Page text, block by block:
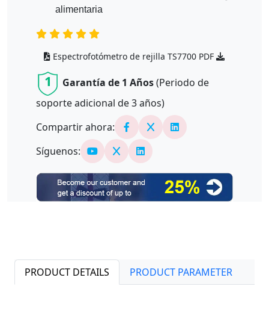
alimentaria
Espectrofotómetro de rejilla TS7700 PDF
1 Garantía de 1 Años(Periodo de
soporte adicional de3años)
Compartir ahora:
Síguenos:
PRODUCT DETAILS PRODUCT PARAMETER